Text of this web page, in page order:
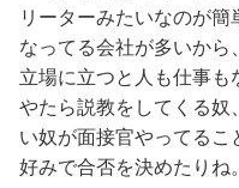
ないかと思いました。
の人たちがその分仕事の
れってことですか？定時
日に延ばせる業務内容で
こんな批判をしてくる会
を辞退しました。
リーターみたいなのが
なってる会社が多いから
立場に立つと人も仕事も
やたら説教をしてくる奴
い奴が面接官やってるこ
好みで合否を決めたりね。